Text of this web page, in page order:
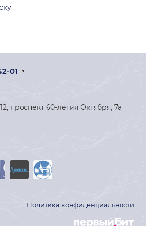
01
проспект 60-летия Октября, 7а
Политика конфиденциальности